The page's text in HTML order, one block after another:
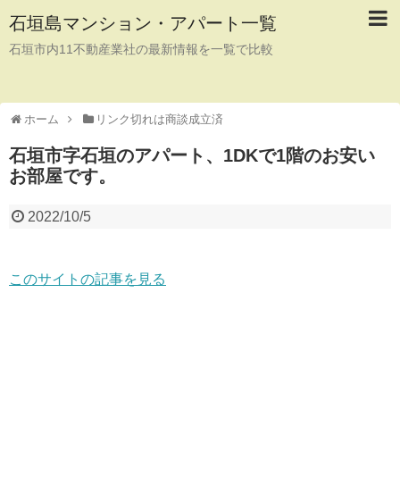
石垣島マンション・アパート一覧
石垣市内11不動産業社の最新情報を一覧で比較
ホーム リンク切れは商談成立済
石垣市字石垣のアパート、1DKで1階のお安い
お部屋です。
2022/10/5
このサイトの記事を見る